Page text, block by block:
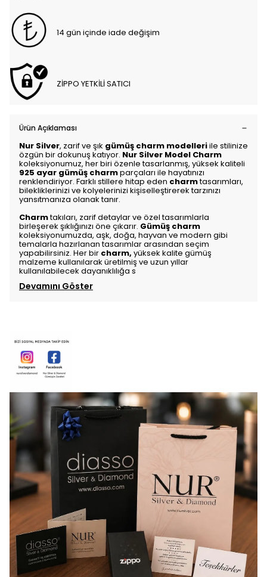
14 gün içinde iade değişim
ZİPPO YETKİLİ SATICI
Ürün Açıklaması
Nur Silver, zarif ve şık gümüş charm modelleriile stilinize
özgün bir dokunuş katıyor. Nur Silver Model Charm
koleksiyonumuz, her biri özenle tasarlanmış, yüksek kaliteli
925 ayar gümüş charmparçaları ile hayatınızı
renklendiriyor. Farklı stillere hitap eden charmtasarımları,
bilekliklerinizi ve kolyelerinizi kişiselleştirerek tarzınızı
yansıtmanıza olanak tanır.
Charmtakıları, zarif detaylar ve özel tasarımlarla
birleşerek şıklığınızı öne çıkarır. Gümüş charm
koleksiyonumuzda, aşk, doğa, hayvan ve modern gibi
temalarla hazırlanan tasarımlar arasından seçim
yapabilirsiniz. Her bir charm, yüksek kalite gümüş
malzeme kullanılarak üretilmiş ve uzun yıllar
kullanılabilecek dayanıklılığa s
Devamını Göster